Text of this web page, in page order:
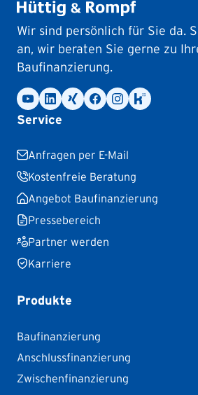
Wir sind persönlich für Sie da.
an, wir beraten Sie gerne zu
Baufinanzierung.
Service
Anfragen per E-Mail
Kostenfreie Beratung
Angebot Baufinanzierung
Pressebereich
Partner werden
Karriere
Produkte
Baufinanzierung
Anschlussfinanzierung
Zwischenfinanzierung